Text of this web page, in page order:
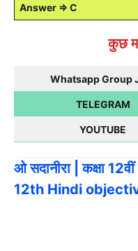
Answer ⇒ C
कुछ
Whatsapp Group
TELEGRAM
YOUTUBE
ओ सदानीरा | कक्षा
12th Hindi